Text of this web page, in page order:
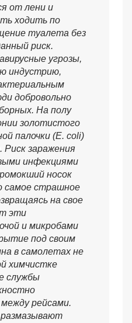
от лени и
ходить по
туалета без
риск.
угрозы,
индустрию,
добровольно
На полу
золотистого
палочки (E. coli)
Риск заражения
инфекциями
носок
самое страшное
на свое
эти
и микробами
под своим
в самолетах не
химчистке
службы
рейсами.
размазывают